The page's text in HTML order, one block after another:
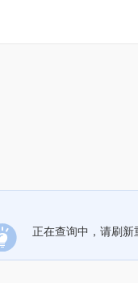
正在查询中，请刷新